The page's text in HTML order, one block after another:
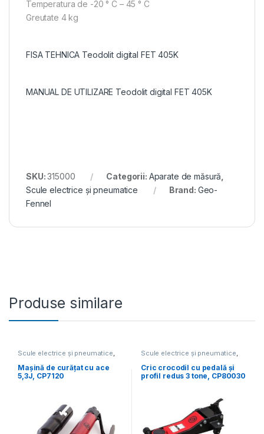
Temperatura de -20 ° C – 45 ° C
Greutate 4 kg
FISA TEHNICA Teodolit digital FET 405K
MANUAL DE UTILIZARE Teodolit digital FET 405K
SKU:315000 Categorii: Aparate de măsură
Scule electrice și pneumatice
Brand: Geo-
Fennel
Produse similare
Scule electrice și pneumatice
Mașini de curățat
Mașină de curățat cu ace
5,3J, CP7120
Scule electrice și pneumatice
Echipamente service auto
Cric crocodil cu pedală și
profil redus 3 tone, CP80030